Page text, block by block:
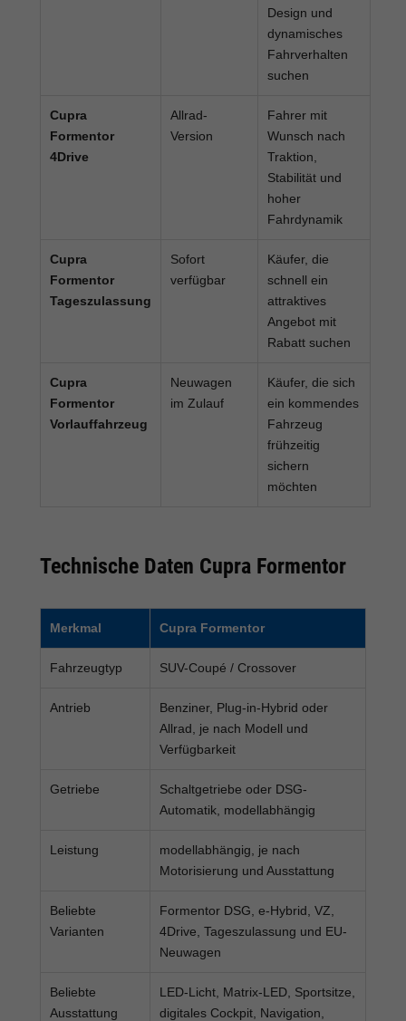
Design und
dynamisches
Fahrverhalten
suchen
Cupra
Formentor
4Drive
Allrad-
Version
Fahrer mit
Wunsch nach
Traktion,
Stabilität und
hoher
Fahrdynamik
Cupra
Formentor
Tageszulassung
Sofort
verfügbar
Käufer, die
schnell ein
attraktives
Angebot mit
Rabatt suchen
Cupra
Formentor
Vorlauffahrzeug
Neuwagen
im Zulauf
Käufer, die sich
ein kommendes
Fahrzeug
frühzeitig
sichern
möchten
Technische Daten Cupra Formentor
Merkmal Cupra Formentor
Fahrzeugtyp SUV-Coupé / Crossover
Antrieb
Benziner, Plug-in-Hybrid oder
Allrad, je nach Modell und
Verfügbarkeit
Getriebe
Schaltgetriebe oder DSG-
Automatik, modellabhängig
Leistung
modellabhängig, je nach
Motorisierung und Ausstattung
Beliebte
Varianten
Formentor DSG, e-Hybrid, VZ,
4Drive, Tageszulassung und EU-
Neuwagen
Beliebte
Ausstattung
LED-Licht, Matrix-LED, Sportsitze,
digitales Cockpit, Navigation,